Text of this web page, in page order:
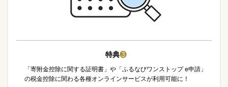
特典❸
「寄附金控除に関する証明書」や「ふるなびワンストップ e申請」
の税金控除に関わる各種オンラインサービスが利用可能に！